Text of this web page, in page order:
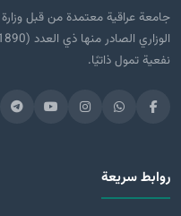
جامعة عراقية معتمدة من قبل
نفعية تمول ذاتيًا.
روابط سريعة